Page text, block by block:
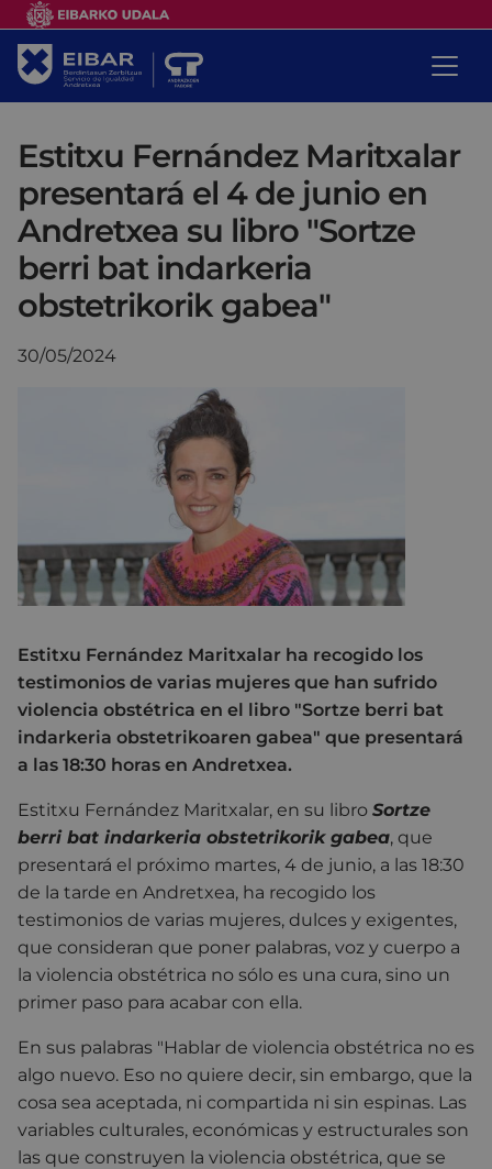
Estitxu Fernández Maritxalar
presentará el 4 de junio en
Andretxea su libro "Sortze
berri bat indarkeria
obstetrikorik gabea"
30/05/2024
Estitxu Fernández Maritxalar ha recogido los
testimonios de varias mujeres que han sufrido
violencia obstétrica en el libro "Sortze berri bat
indarkeria obstetrikoaren gabea" que presentará
a las 18:30 horas en Andretxea.
Estitxu Fernández Maritxalar, en su libro Sortze
berri bat indarkeria obstetrikorik gabea, que
presentará el próximo martes, 4 de junio, a las 18:30
de la tarde en Andretxea, ha recogido los
testimonios de varias mujeres, dulces y exigentes,
que consideran que poner palabras, voz y cuerpo a
la violencia obstétrica no sólo es una cura, sino un
primer paso para acabar con ella.
En sus palabras "Hablar de violencia obstétrica no es
algo nuevo. Eso no quiere decir, sin embargo, que la
cosa sea aceptada, ni compartida ni sin espinas. Las
variables culturales, económicas y estructurales son
las que construyen la violencia obstétrica, que se